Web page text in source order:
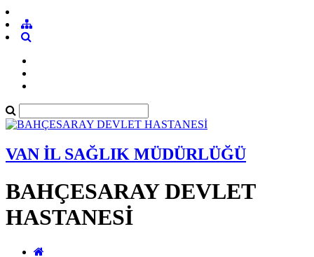
VAN İL SAĞLIK MÜDÜRLÜĞÜ
BAHÇESARAY DEVLET
HASTANESİ